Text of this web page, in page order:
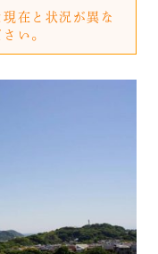
在と状況が異な
い。